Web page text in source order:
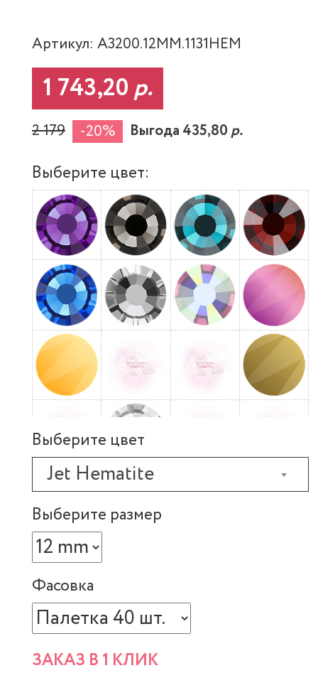
Артикул: A3200.12MM.1131HEM
1 743,20р.
2 179 -20% Выгода 435,80р.
Выберите цвет:
Выберите цвет
Jet Hematite
Выберите размер
Фасовка
ЗАКАЗ В 1 КЛИК